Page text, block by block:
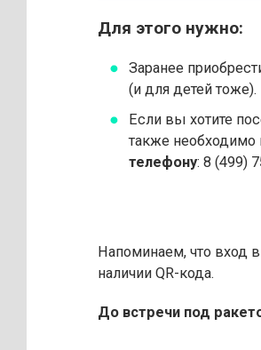
Для этого нужно:
Заранее
(и для детей тоже).
Если вы хотите
также необходимо
телефону: 8 (499)
Напоминаем, что вход
наличии QR-кода.
До встречи под